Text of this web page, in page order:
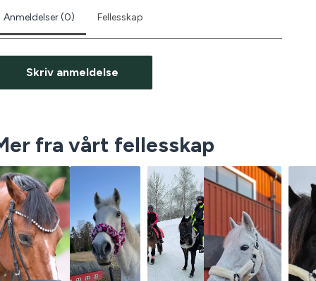
Anmeldelser (0) Fellesskap
Skriv anmeldelse
fra vårt fellesskap